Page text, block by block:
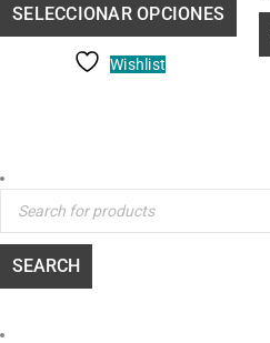
SELECCIONAR OPCIONES
Wishlist